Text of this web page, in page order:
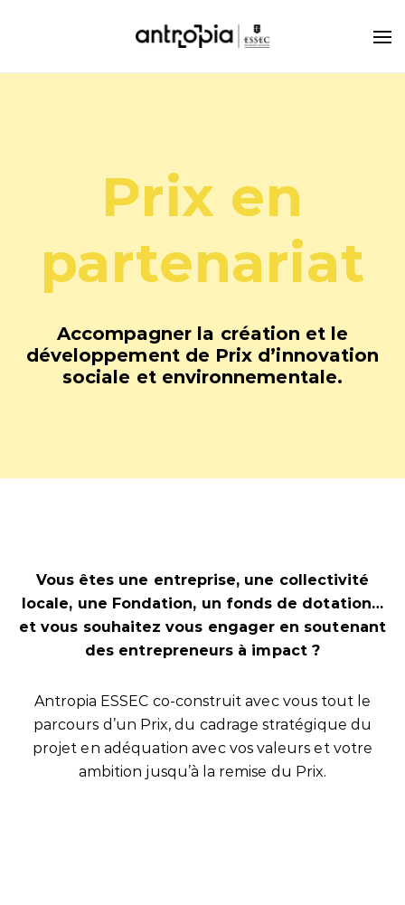
Prix en
partenariat
Accompagner la création et le
développement de Prix d’innovation
sociale et environnementale.
Vous êtes une entreprise, une collectivité
locale, une Fondation, un fonds de dotation…
et vous souhaitez vous engager en soutenant
des entrepreneurs à impact ?
Antropia ESSEC co-construit avec vous tout le
parcours d’un Prix, du cadrage stratégique du
projet en adéquation avec vos valeurs et votre
ambition jusqu’à la remise du Prix.